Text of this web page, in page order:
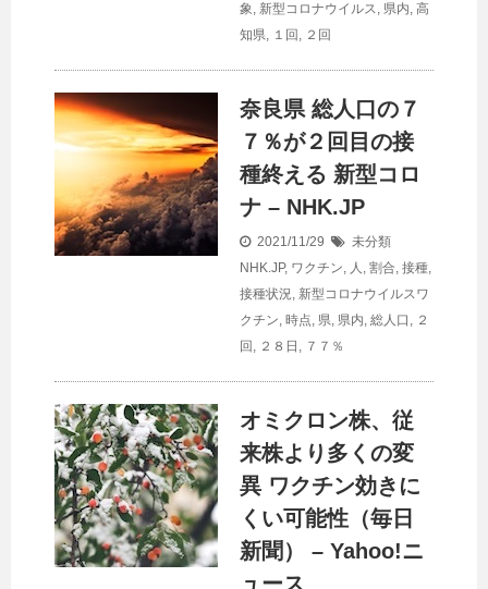
象, 新型コロナウイルス, 県内, 高
知県, １回 , ２回
奈良県 総人口 の７
７％が２回目の接
種終える 新型コロ
ナ – NHK.JP
2021/11/29
未分類
NHK.JP, ワクチン, 人 , 割合, 接種,
接種状況, 新型コロナウイルスワ
クチン, 時点, 県, 県内, 総人口 , ２
回 , ２８日 , ７７％
オミクロン株、従
来株より多くの変
異 ワクチン効きに
くい可能性（毎日
新聞） – Yahoo!ニ
ュース